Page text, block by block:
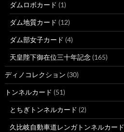
ダムロボカード (1)
ダム地質カード (12)
ダム部女子カード (4)
天皇陛下御在位三十年記念 (165)
ディノコレクション (30)
トンネルカード (51)
とちぎトンネルカード (2)
久比岐自動車道レンガトンネルカード